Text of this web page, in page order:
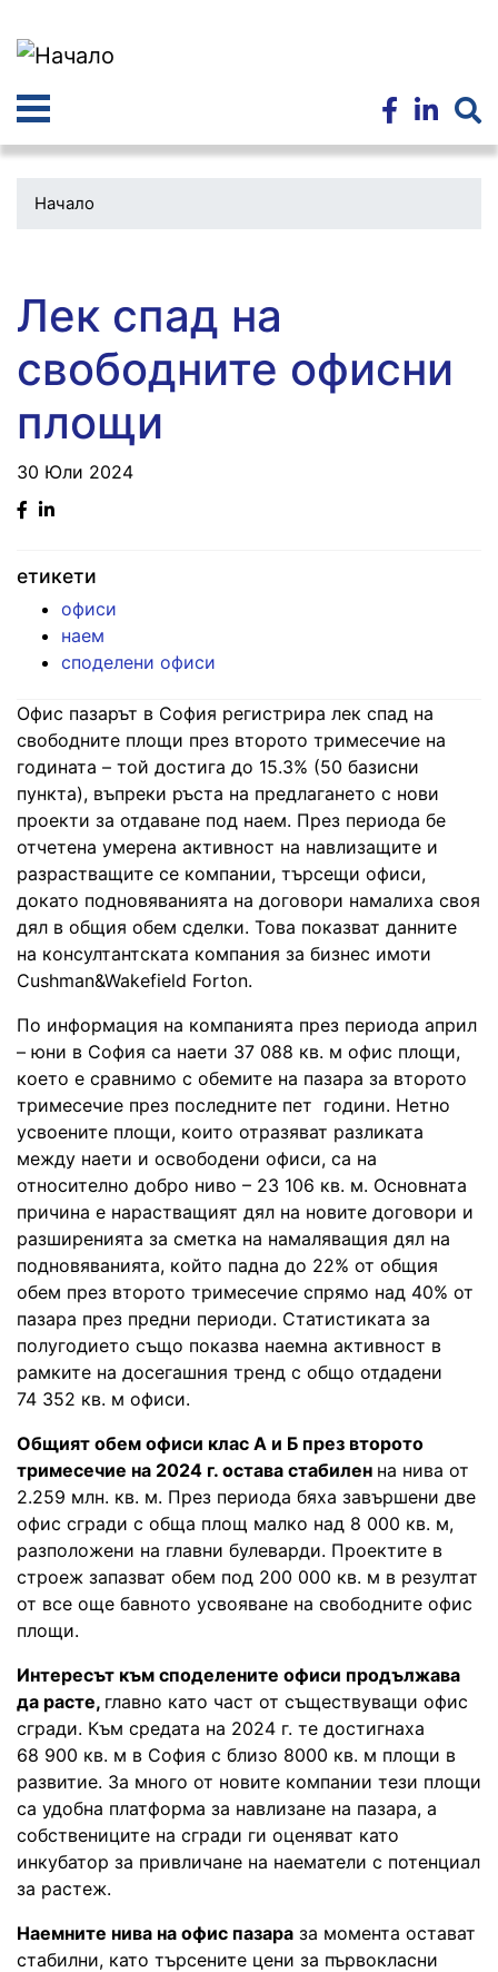
Начало
Лек спад на
свободните офисни
площи
30 Юли 2024
Facebook
етикети
офиси
наем
споделени офиси
Офис пазарът в София регистрира лек спад на
свободните площи през второто тримесечие на
годината – той достига до 15.3% (50 базисни
пункта), въпреки ръста на предлагането с нови
проекти за отдаване под наем. През периода бе
отчетена умерена активност на навлизащите и
разрастващите се компании, търсещи офиси,
докато подновяванията на договори намалиха своя
дял в общия обем сделки. Това показват данните
на консултантската компания за бизнес имоти
Cushman&Wakefield Forton.
По информация на компанията през периода април
– юни в София са наети 37 088 кв. м офис площи,
което е сравнимо с обемите на пазара за второто
тримесечие през последните пет години. Нетно
усвоените площи, които отразяват разликата
между наети и освободени офиси, са на
относително добро ниво – 23 106 кв. м. Основната
причина е нарастващият дял на новите договори и
разширенията за сметка на намаляващия дял на
подновяванията, който падна до 22% от общия
обем през второто тримесечие спрямо над 40% от
пазара през предни периоди. Статистиката за
полугодието също показва наемна активност в
рамките на досегашния тренд с общо отдадени
74 352 кв. м офиси.
Общият обем офиси клас А и Б през второто
тримесечие на 2024 г. остава стабилен на нива от
2.259 млн. кв. м. През периода бяха завършени две
офис сгради с обща площ малко над 8 000 кв. м,
разположени на главни булеварди. Проектите в
строеж запазват обем под 200 000 кв. м в резултат
от все още бавното усвояване на свободните офис
площи.
Интересът към споделените офиси продължава
да расте, главно като част от съществуващи офис
сгради. Към средата на 2024 г. те достигнаха
68 900 кв. м в София с близо 8000 кв. м площи в
развитие. За много от новите компании тези площи
са удобна платформа за навлизане на пазара, а
собствениците на сгради ги оценяват като
инкубатор за привличане на наематели с потенциал
за растеж.
Наемните нива на офис пазара за момента остават
стабилни, като търсените цени за първокласни